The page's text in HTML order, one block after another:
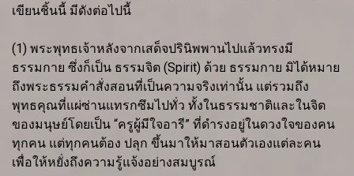
เขียนชิ้นนี้ มีดังต่อไปนี้
(1) พระพุทธเจ้าหลังจากเสด็จปรินิพพานไปแล้วทรงมี
ธรรมกาย ซึ่งก็เป็น ธรรมจิต (Spirit) ด้วย ธรรมกาย มิได้หมาย
ถึงพระธรรมคำสั่งสอนที่เป็นความจริงเท่านั้น แต่รวมถึง
พุทธคุณที่แผ่ซ่านแทรกซึมไปทั่ว ทั้งในธรรมชาติและในจิต
ของมนุษย์โดยเป็น “ครูผู้มีใจอารี” ที่ดำรงอยู่ในดวงใจของคน
ทุกคน แต่ทุกคนต้อง ปลุก ขึ้นมาให้มาสอนตัวเองแต่ละคน
เพื่อให้หยั่งถึงความรู้แจ้งอย่างสมบูรณ์